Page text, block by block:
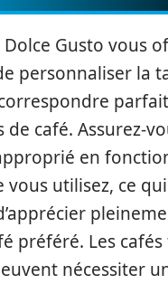
Gusto vous
personnaliser la
de café. Assurez-
en
vous utilisez, ce
préféré. Les
nécessiter